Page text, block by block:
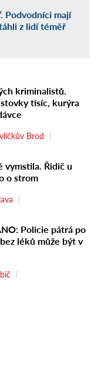
Podvodníci mají
z lidí téměř
kriminalistů.
tisíc, kurýra
Brod
vymstila. Řidič u
o strom
Policie pátrá po
léků může být v